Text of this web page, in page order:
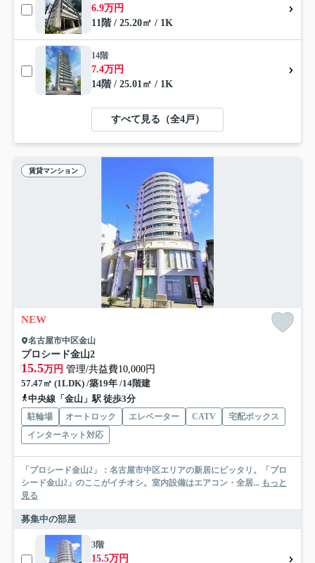
6.9万円
11階 / 25.20㎡ / 1K
14階
7.4万円
14階 / 25.01㎡ / 1K
すべて見る（全4戸）
賃貸マンション
NEW
名古屋市中区金山
プロシード金山2
15.5万円 管理/共益費10,000円
57.47㎡ (1LDK) /築19年 /14階建
中央線「金山」駅 徒歩3分
駐輪場 オートロック エレベーター CATV
宅配ボックス
インターネット対応
「プロシード金山2」：名古屋市中区エリアの新居にピッタリ。「プロ
シード金山2」のここがイチオシ。室内設備はエアコン・全居... もっと
見る
募集中の部屋
3階
15.5万円